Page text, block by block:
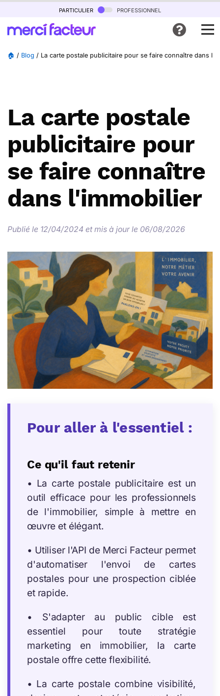
particulier professionnel
🏠 / Blog / La carte postale publicitaire pour se faire connaître dans
La carte postale
publicitaire pour
se faire connaître
dans l'immobilier
Publié le 12/04/2024 et mis à jour le 06/08/2026
Pour aller à l'essentiel :
Ce qu'il faut retenir
• La carte postale publicitaire est un
outil efficace pour les professionnels
de l'immobilier, simple à mettre en
œuvre et élégant.
• Utiliser l'API de Merci Facteur permet
d'automatiser l'envoi de cartes
postales pour une prospection ciblée
et rapide.
• S'adapter au public cible est
essentiel pour toute stratégie
marketing en immobilier, la carte
postale offre cette flexibilité.
• La carte postale combine visibilité,